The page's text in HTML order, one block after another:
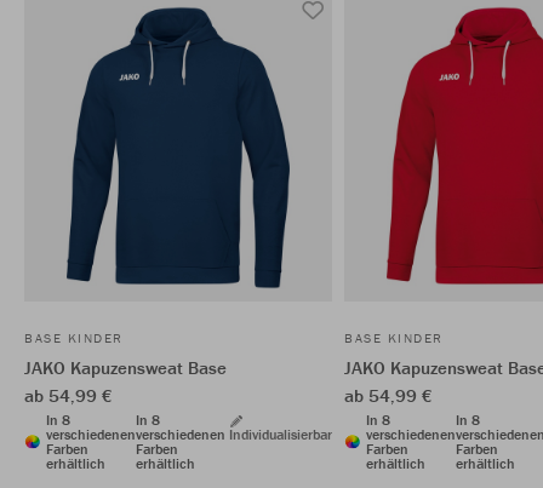
BASE KINDER
JAKO Kapuzensweat Base
ab 54,99 €
In 8
verschiedenen
Farben
erhältlich
In 8
verschiedenen
Farben
erhältlich
Individualisierbar
BASE KINDER
JAKO Kapuzensweat
ab 54,99 €
In 8
verschiedenen
Farben
erhältlich
In 8
Farben
erhältlich